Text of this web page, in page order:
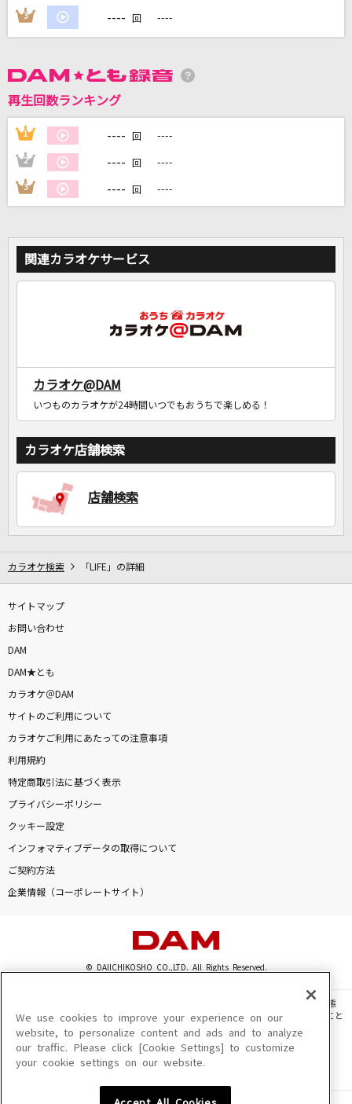
DAMに会員登録・ログインして
カラオケをもっと楽しもう！
自宅でカラオケ歌い放題！
家族や友達と一緒に！練習にも！
3 ---- 回 ----
再生回数ランキング
1 ---- 回 ----
2 ---- 回 ----
3 ---- 回 ----
関連カラオケサービス
カラオケ@DAM
いつものカラオケが24時間いつでもおうちで楽しめる！
カラオケ店舗検索
店舗検索
カラオケ検索 「LIFE」の詳細
サイトマップ
お問い合わせ
DAM
DAM★とも
カラオケ＠DAM
サイトのご利用について
カラオケご利用にあたっての注意事項
利用規約
特定商取引法に基づく表示
プライバシーポリシー
クッキー設定
インフォマティブデータの取得について
ご契約方法
企業情報（コーポレートサイト）
© DAIICHIKOSHO CO.,LTD. All Rights Reserved.
このサイトに掲載されている一切の文章・画像・写真・動画・音声等を、手段や形態
を問わず、著作権法の定める範囲を超えて無断で複製、転載、ファイル化などすること
を禁じます。
楽曲及びコンテンツは、機種によりご利用いただけない場合があります。
楽曲及びコンテンツの配信日、配信内容が変更になる場合があります。
We use cookies to improve your experience on our
website, to personalize content and ads and to analyze
our traffic. Please click [Cookie Settings] to customize
your cookie settings on our website.